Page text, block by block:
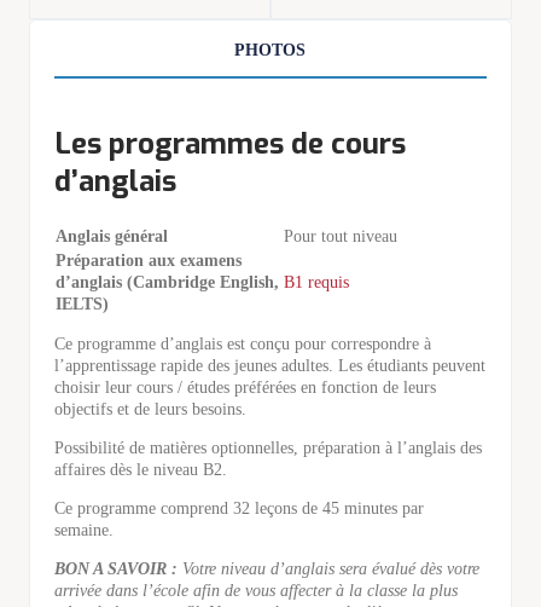
PHOTOS
Les programmes de cours
d’anglais
Anglais général
Pour tout niveau
Préparation aux examens
d’anglais (Cambridge English,
IELTS)
B1 requis
Ce programme d’anglais est conçu pour correspondre à
l’apprentissage rapide des jeunes adultes. Les étudiants peuvent
choisir leur cours / études préférées en fonction de leurs
objectifs et de leurs besoins.
Possibilité de matières optionnelles, préparation à l’anglais des
affaires dès le niveau B2.
Ce programme comprend 32 leçons de 45 minutes par
semaine.
BON A SAVOIR : Votre niveau d’anglais sera évalué dès votre
arrivée dans l’école afin de vous affecter à la classe la plus